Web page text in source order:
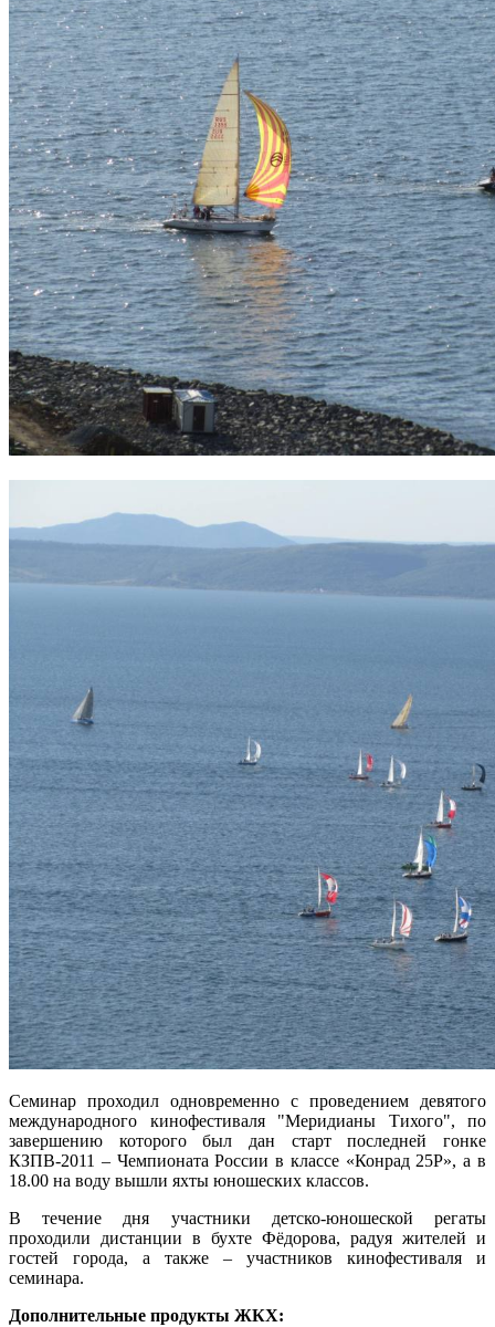
Семинар проходил одновременно с проведением девятого
международного кинофестиваля "Меридианы Тихого", по
завершению которого был дан старт последней гонке
КЗПВ-2011 – Чемпионата России в классе «Конрад 25Р», а в
18.00 на воду вышли яхты юношеских классов.
В течение дня участники детско-юношеской регаты
проходили дистанции в бухте Фёдорова, радуя жителей и
гостей города, а также – участников кинофестиваля и
семинара.
Дополнительные продукты ЖКХ: